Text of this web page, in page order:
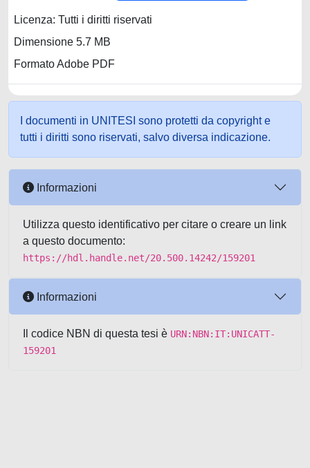
Licenza: Tutti i diritti riservati
Dimensione 5.7 MB
Formato Adobe PDF
I documenti in UNITESI sono protetti da copyright e
tutti i diritti sono riservati, salvo diversa indicazione.
Informazioni
Utilizza questo identificativo per citare o creare un link
a questo documento:
https://hdl.handle.net/20.500.14242/159201
Informazioni
Il codice NBN di questa tesi è URN:NBN:IT:UNICATT-
159201